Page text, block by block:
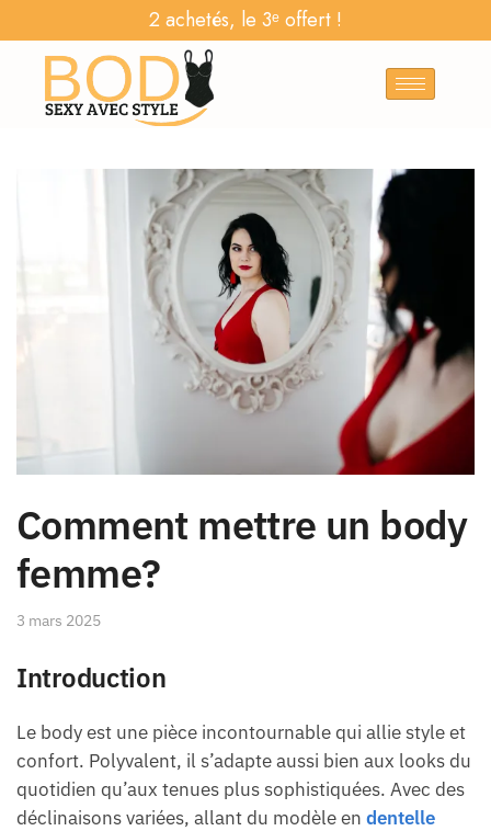
2 achetés, le 3ᵉ offert !
Comment mettre un body
femme?
3 mars 2025
Introduction
Le body est une pièce incontournable qui allie style et
confort. Polyvalent, il s’adapte aussi bien aux looks du
quotidien qu’aux tenues plus sophistiquées. Avec des
déclinaisons variées, allant du modèle en dentelle